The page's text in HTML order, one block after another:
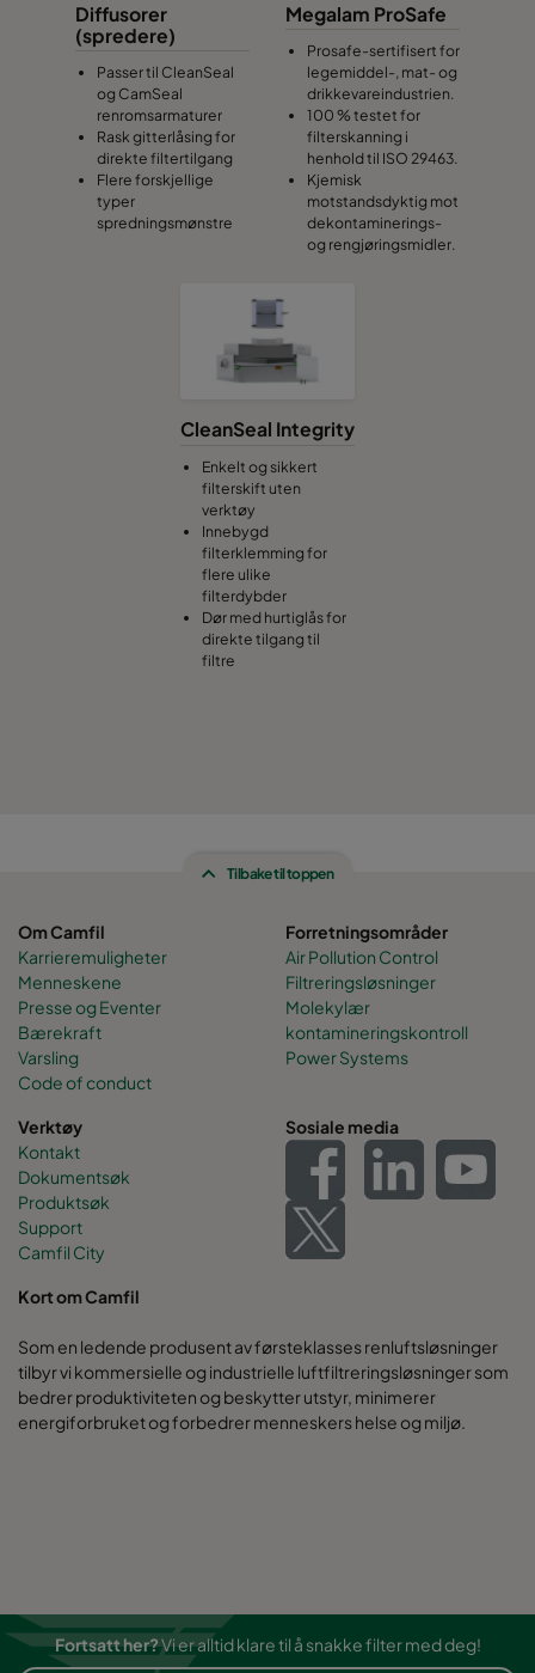
Diffusorer
(spredere)
Passer til CleanSeal
og CamSeal
renromsarmaturer
Rask gitterlåsing for
direkte filtertilgang
Flere forskjellige
typer
spredningsmønstre
Megalam ProSafe
Prosafe-sertifisert for
legemiddel-, mat- og
drikkevareindustrien.
100 % testet for
filterskanning i
henhold til ISO 29463.
Kjemisk
motstandsdyktig mot
dekontaminerings-
og rengjøringsmidler.
CleanSeal Integrity
Enkelt og sikkert
filterskift uten
verktøy
Innebygd
filterklemming for
flere ulike
filterdybder
Dør med hurtiglås for
direkte tilgang til
filtre
Tilbake til toppen
Om Camfil
Karrieremuligheter
Menneskene
Presse og Eventer
Bærekraft
Varsling
Code of conduct
Forretningsområder
Air Pollution Control
Filtreringsløsninger
Molekylær
kontamineringskontroll
Power Systems
Verktøy
Kontakt
Dokumentsøk
Produktsøk
Support
Camfil City
Sosiale media
Kort om Camfil
Som en ledende produsent av førsteklasses renluftsløsninger
tilbyr vi kommersielle og industrielle luftfiltreringsløsninger som
bedrer produktiviteten og beskytter utstyr, minimerer
energiforbruket og forbedrer menneskers helse og miljø.
Fortsatt her?Vi er alltid klare til å snakke filter med deg!